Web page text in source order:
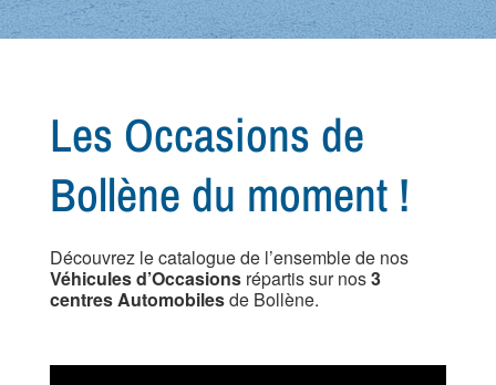
Les Occasions de
Bollène du moment !
Découvrez le catalogue de l’ensemble de nos
Véhicules d’Occasionsrépartis sur nos3
centres Automobilesde Bollène.